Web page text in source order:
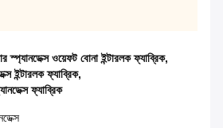
স্প্যানডেক্স ওয়েফট বোনা ইন্টারলক ফ্যাব্রিক,
ইন্টারলক ফ্যাব্রিক,
ফ্যাব্রিক